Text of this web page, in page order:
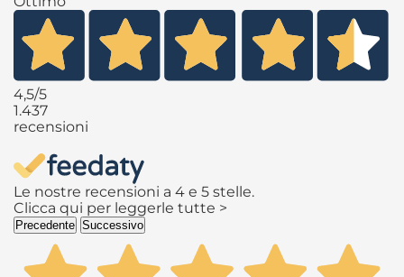
4,5/5
1.437
recensioni
Le nostre recensioni a 4 e 5 stelle.
Clicca qui per leggerle tutte >
Precedente Successivo